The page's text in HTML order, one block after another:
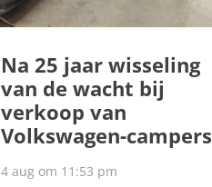
Na 25 jaar wisseling
van de wacht bij
verkoop van
Volkswagen-campers
4 aug om 11:53 pm